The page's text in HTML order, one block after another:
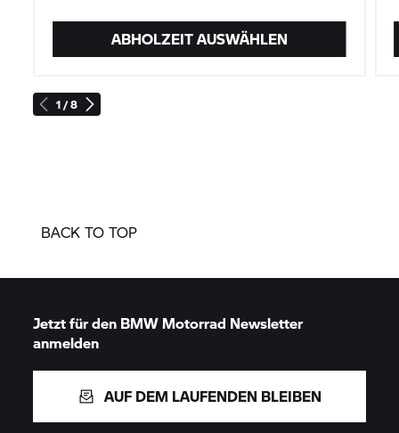
1 / 8
ABHOLZEIT AUSWÄHLEN
BACK TO TOP
Jetzt für den BMW Motorrad Newsletter
anmelden
AUF DEM LAUFENDEN BLEIBEN